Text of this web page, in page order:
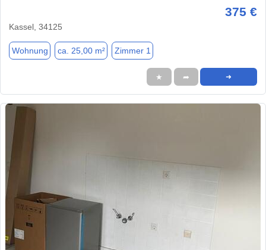
375 €
Kassel, 34125
Wohnung ca. 25,00 m² Zimmer 1
★ ➦ ➜